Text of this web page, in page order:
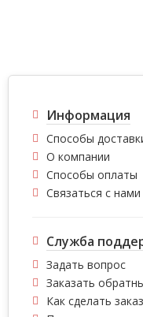
Информация
Способы
О компании
Способы оплаты
Связаться с нами
Служба
Задать вопрос
Заказать
Как сделать заказ